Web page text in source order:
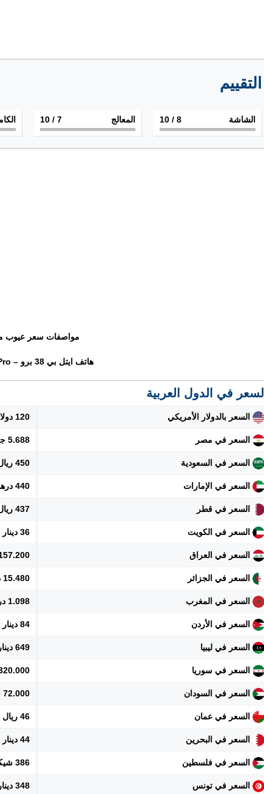
التقييم
الشاشة 8
/ 10 المعالج 7
/ 10
مواصفات سعر عيوب
هاتف ايتل بي 38 برو – iTel P38 Pro
السعر في الدول العربية
السعر بالدولار الأمريكي 120 دولار
السعر في مصر 5.688 جنيه
السعر في السعودية 450 ريال
السعر في الإمارات 440 درهم
السعر في قطر 437 ريال
السعر في الكويت 36 دينار
السعر في العراق 157.200
السعر في الجزائر 15.480 دينار
السعر في المغرب 1.098 درهم
السعر في الأردن 84 دينار
السعر في ليبيا 649 دينار
السعر في سوريا 1.320.000
السعر في السودان 72.000 جنيه
السعر في عمان 46 ريال
السعر في البحرين 44 دينار
السعر في فلسطين 386 شيكل
السعر في تونس 348 دينار